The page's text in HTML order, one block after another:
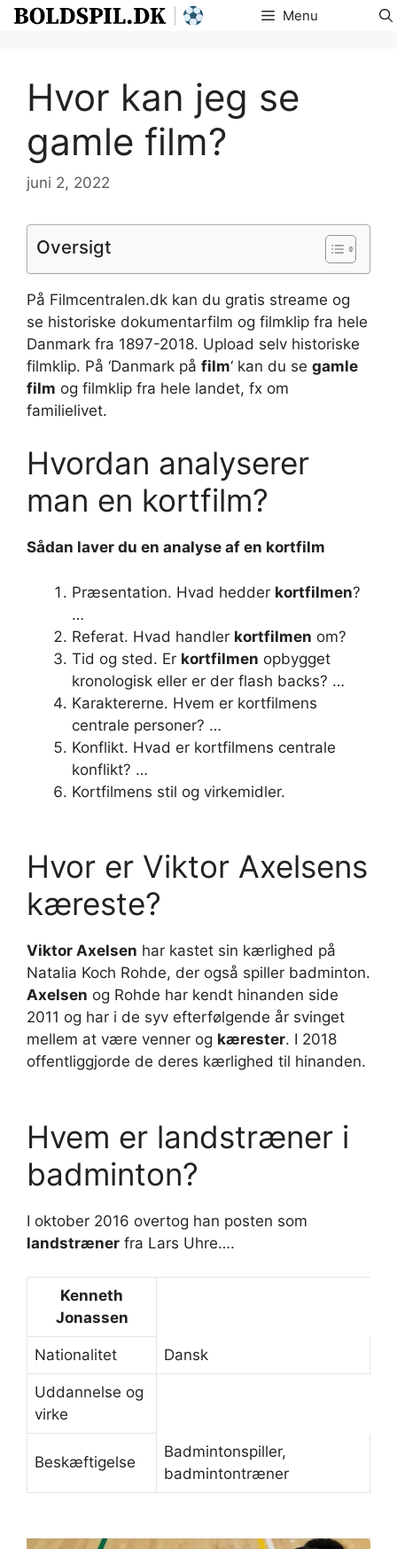
Hop
Menu
Hvor kan jeg se
gamle film?
juni 2, 2022
Oversigt
På Filmcentralen.dk kan du gratis streame og
se historiske dokumentarfilm og filmklip fra hele
Danmark fra 1897-2018. Upload selv historiske
filmklip. På ‘Danmark på film‘ kan du se gamle
film og filmklip fra hele landet, fx om
familielivet.
Hvordan analyserer
man en kortfilm?
Sådan laver du en analyse af en kortfilm
Præsentation. Hvad hedder kortfilmen?
…
Referat. Hvad handler kortfilmen om?
Tid og sted. Er kortfilmen opbygget
kronologisk eller er der flash backs? …
Karaktererne. Hvem er kortfilmens
centrale personer? …
Konflikt. Hvad er kortfilmens centrale
konflikt? …
Kortfilmens stil og virkemidler.
Hvor er Viktor Axelsens
kæreste?
Viktor Axelsen har kastet sin kærlighed på
Natalia Koch Rohde, der også spiller badminton.
Axelsen og Rohde har kendt hinanden side
2011 og har i de syv efterfølgende år svinget
mellem at være venner og kærester. I 2018
offentliggjorde de deres kærlighed til hinanden.
Hvem er landstræner i
badminton?
I oktober 2016 overtog han posten som
landstræner fra Lars Uhre….
Kenneth
Jonassen
Nationalitet Dansk
Uddannelse og
virke
Beskæftigelse
Badmintonspiller,
badmintontræner